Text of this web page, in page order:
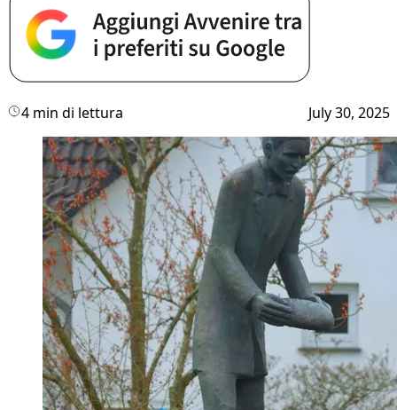
4 min di lettura July 30, 2025